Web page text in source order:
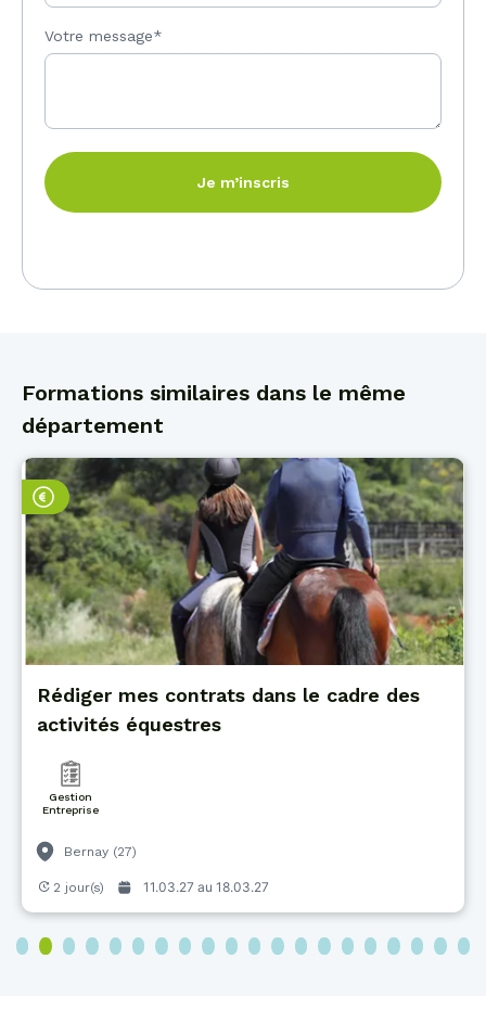
Votre message*
Je m’inscris
Formations similaires dans le même
département
Rédiger mes contrats dans le cadre des
activités équestres
Gestion
Entreprise
Bernay (27)
2 jour(s) 11.03.27 au 18.03.27
3 4 5 6 7 8 9 10 11 12 13 14 15 16 17 18 19 20